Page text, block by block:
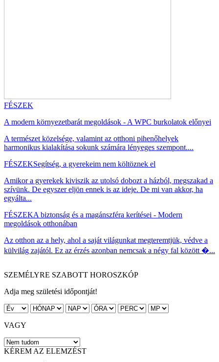
FÉSZEK
A modern környezetbarát megoldások - A WPC burkolatok előnyei
A természet közelsége, valamint az otthoni pihenőhelyek
harmonikus kialakítása sokunk számára lényeges szempont....
FÉSZEKSegítség, a gyerekeim nem költöznek el
Amikor a gyerekek kiviszik az utolsó dobozt a házból, megszakad a
szívünk. De egyszer eljön ennek is az ideje. De mi van akkor, ha
egyálta...
FÉSZEKA biztonság és a magánszféra kerítései - Modern
megoldások otthonában
Az otthon az a hely, ahol a saját világunkat megteremtjük, védve a
külvilág zajától. Ez az érzés azonban nemcsak a négy fal között �...
SZEMÉLYRE SZABOTT HOROSZKÓP
Adja meg születési időpontját!
VAGY
KÉREM AZ ELEMZÉST